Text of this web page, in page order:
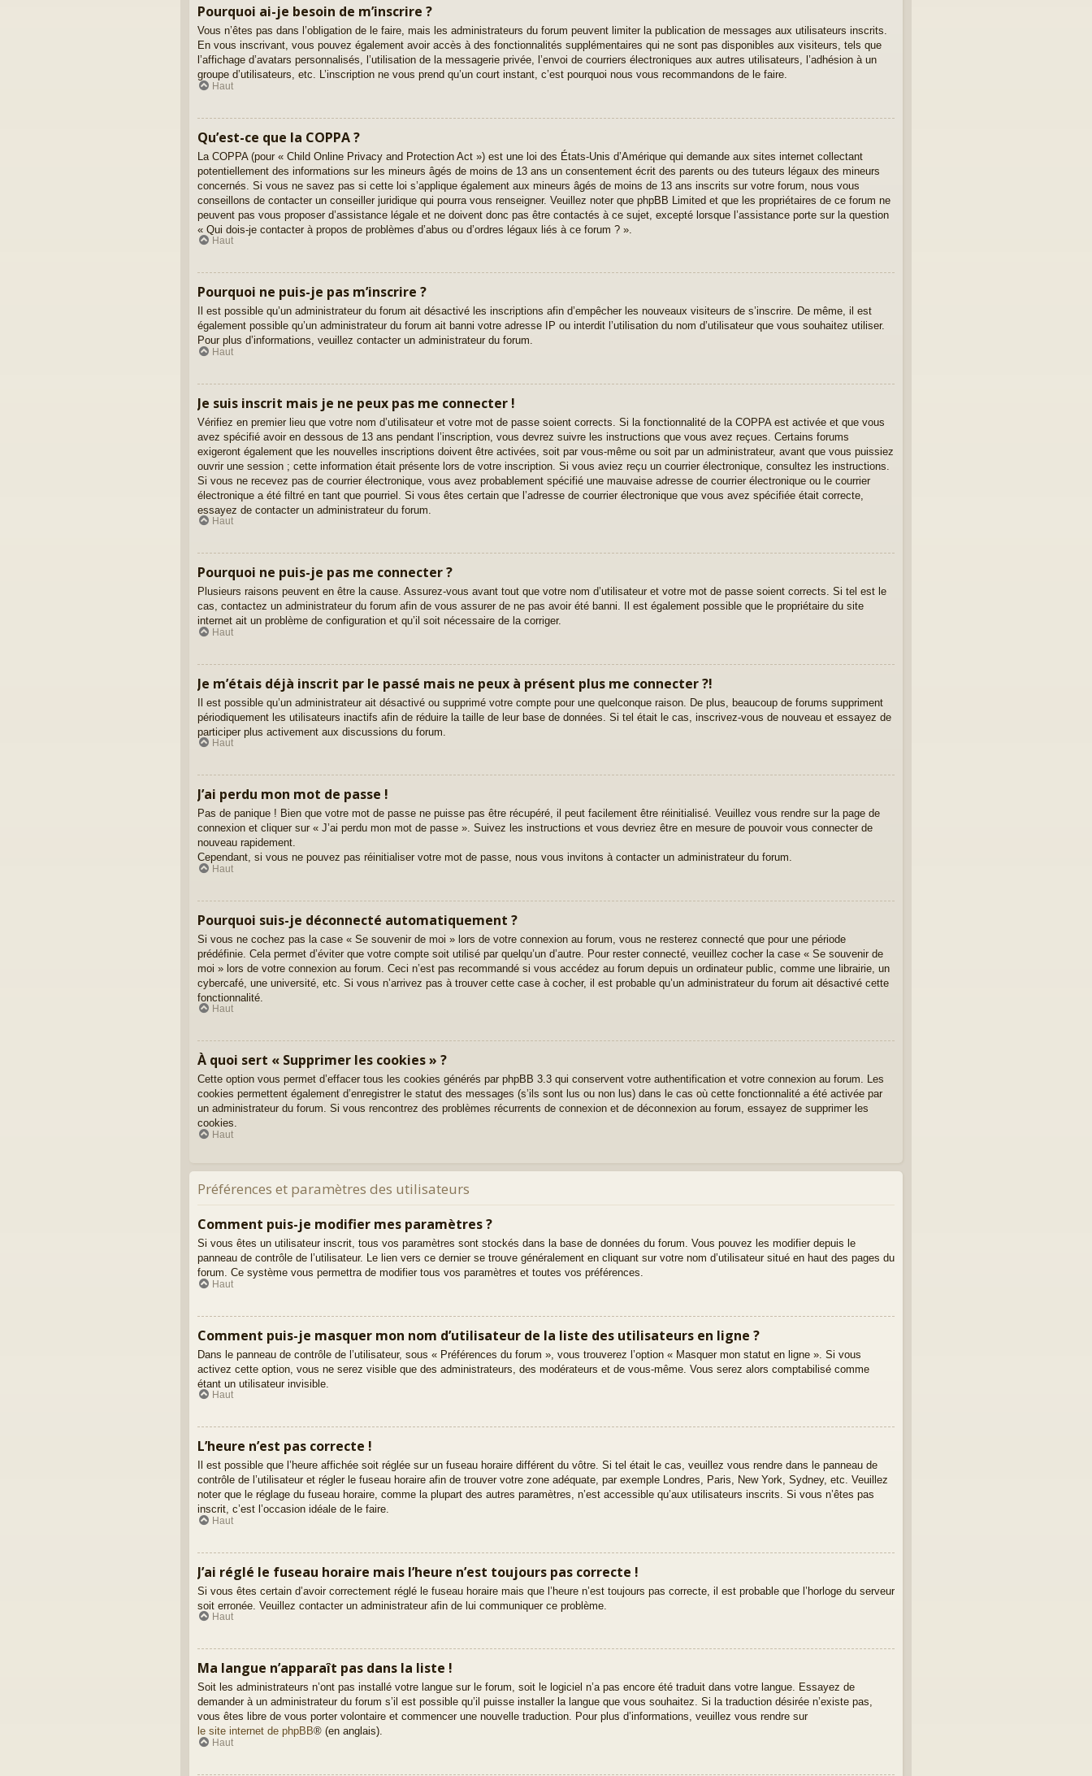
Pourquoi ai-je besoin de m’inscrire ?
Vous n’êtes pas dans l’obligation de le faire, mais les administrateurs du forum peuvent limiter la publication de messages aux utilisateurs inscrits.
En vous inscrivant, vous pouvez également avoir accès à des fonctionnalités supplémentaires qui ne sont pas disponibles aux visiteurs, tels que
l’affichage d’avatars personnalisés, l’utilisation de la messagerie privée, l’envoi de courriers électroniques aux autres utilisateurs, l’adhésion à un
groupe d’utilisateurs, etc. L’inscription ne vous prend qu’un court instant, c’est pourquoi nous vous recommandons de le faire.
Haut
Qu’est-ce que la COPPA ?
La COPPA (pour « Child Online Privacy and Protection Act ») est une loi des États-Unis d’Amérique qui demande aux sites internet collectant
potentiellement des informations sur les mineurs âgés de moins de 13 ans un consentement écrit des parents ou des tuteurs légaux des mineurs
concernés. Si vous ne savez pas si cette loi s’applique également aux mineurs âgés de moins de 13 ans inscrits sur votre forum, nous vous
conseillons de contacter un conseiller juridique qui pourra vous renseigner. Veuillez noter que phpBB Limited et que les propriétaires de ce forum ne
peuvent pas vous proposer d’assistance légale et ne doivent donc pas être contactés à ce sujet, excepté lorsque l’assistance porte sur la question
« Qui dois-je contacter à propos de problèmes d’abus ou d’ordres légaux liés à ce forum ? ».
Haut
Pourquoi ne puis-je pas m’inscrire ?
Il est possible qu’un administrateur du forum ait désactivé les inscriptions afin d’empêcher les nouveaux visiteurs de s’inscrire. De même, il est
également possible qu’un administrateur du forum ait banni votre adresse IP ou interdit l’utilisation du nom d’utilisateur que vous souhaitez utiliser.
Pour plus d’informations, veuillez contacter un administrateur du forum.
Haut
Je suis inscrit mais je ne peux pas me connecter !
Vérifiez en premier lieu que votre nom d’utilisateur et votre mot de passe soient corrects. Si la fonctionnalité de la COPPA est activée et que vous
avez spécifié avoir en dessous de 13 ans pendant l’inscription, vous devrez suivre les instructions que vous avez reçues. Certains forums
exigeront également que les nouvelles inscriptions doivent être activées, soit par vous-même ou soit par un administrateur, avant que vous puissiez
ouvrir une session ; cette information était présente lors de votre inscription. Si vous aviez reçu un courrier électronique, consultez les instructions.
Si vous ne recevez pas de courrier électronique, vous avez probablement spécifié une mauvaise adresse de courrier électronique ou le courrier
électronique a été filtré en tant que pourriel. Si vous êtes certain que l’adresse de courrier électronique que vous avez spécifiée était correcte,
essayez de contacter un administrateur du forum.
Haut
Pourquoi ne puis-je pas me connecter ?
Plusieurs raisons peuvent en être la cause. Assurez-vous avant tout que votre nom d’utilisateur et votre mot de passe soient corrects. Si tel est le
cas, contactez un administrateur du forum afin de vous assurer de ne pas avoir été banni. Il est également possible que le propriétaire du site
internet ait un problème de configuration et qu’il soit nécessaire de la corriger.
Haut
Je m’étais déjà inscrit par le passé mais ne peux à présent plus me connecter ?!
Il est possible qu’un administrateur ait désactivé ou supprimé votre compte pour une quelconque raison. De plus, beaucoup de forums suppriment
périodiquement les utilisateurs inactifs afin de réduire la taille de leur base de données. Si tel était le cas, inscrivez-vous de nouveau et essayez de
participer plus activement aux discussions du forum.
Haut
J’ai perdu mon mot de passe !
Pas de panique ! Bien que votre mot de passe ne puisse pas être récupéré, il peut facilement être réinitialisé. Veuillez vous rendre sur la page de
connexion et cliquer sur « J’ai perdu mon mot de passe ». Suivez les instructions et vous devriez être en mesure de pouvoir vous connecter de
nouveau rapidement.
Cependant, si vous ne pouvez pas réinitialiser votre mot de passe, nous vous invitons à contacter un administrateur du forum.
Haut
Pourquoi suis-je déconnecté automatiquement ?
Si vous ne cochez pas la case « Se souvenir de moi » lors de votre connexion au forum, vous ne resterez connecté que pour une période
prédéfinie. Cela permet d’éviter que votre compte soit utilisé par quelqu’un d’autre. Pour rester connecté, veuillez cocher la case « Se souvenir de
moi » lors de votre connexion au forum. Ceci n’est pas recommandé si vous accédez au forum depuis un ordinateur public, comme une librairie, un
cybercafé, une université, etc. Si vous n’arrivez pas à trouver cette case à cocher, il est probable qu’un administrateur du forum ait désactivé cette
fonctionnalité.
Haut
À quoi sert « Supprimer les cookies » ?
Cette option vous permet d’effacer tous les cookies générés par phpBB 3.3 qui conservent votre authentification et votre connexion au forum. Les
cookies permettent également d’enregistrer le statut des messages (s’ils sont lus ou non lus) dans le cas où cette fonctionnalité a été activée par
un administrateur du forum. Si vous rencontrez des problèmes récurrents de connexion et de déconnexion au forum, essayez de supprimer les
cookies.
Haut
Préférences et paramètres des utilisateurs
Comment puis-je modifier mes paramètres ?
Si vous êtes un utilisateur inscrit, tous vos paramètres sont stockés dans la base de données du forum. Vous pouvez les modifier depuis le
panneau de contrôle de l’utilisateur. Le lien vers ce dernier se trouve généralement en cliquant sur votre nom d’utilisateur situé en haut des pages du
forum. Ce système vous permettra de modifier tous vos paramètres et toutes vos préférences.
Haut
Comment puis-je masquer mon nom d’utilisateur de la liste des utilisateurs en ligne ?
Dans le panneau de contrôle de l’utilisateur, sous « Préférences du forum », vous trouverez l’option « Masquer mon statut en ligne ». Si vous
activez cette option, vous ne serez visible que des administrateurs, des modérateurs et de vous-même. Vous serez alors comptabilisé comme
étant un utilisateur invisible.
Haut
L’heure n’est pas correcte !
Il est possible que l’heure affichée soit réglée sur un fuseau horaire différent du vôtre. Si tel était le cas, veuillez vous rendre dans le panneau de
contrôle de l’utilisateur et régler le fuseau horaire afin de trouver votre zone adéquate, par exemple Londres, Paris, New York, Sydney, etc. Veuillez
noter que le réglage du fuseau horaire, comme la plupart des autres paramètres, n’est accessible qu’aux utilisateurs inscrits. Si vous n’êtes pas
inscrit, c’est l’occasion idéale de le faire.
Haut
J’ai réglé le fuseau horaire mais l’heure n’est toujours pas correcte !
Si vous êtes certain d’avoir correctement réglé le fuseau horaire mais que l’heure n’est toujours pas correcte, il est probable que l’horloge du serveur
soit erronée. Veuillez contacter un administrateur afin de lui communiquer ce problème.
Haut
Ma langue n’apparaît pas dans la liste !
Soit les administrateurs n’ont pas installé votre langue sur le forum, soit le logiciel n’a pas encore été traduit dans votre langue. Essayez de
demander à un administrateur du forum s’il est possible qu’il puisse installer la langue que vous souhaitez. Si la traduction désirée n’existe pas,
vous êtes libre de vous porter volontaire et commencer une nouvelle traduction. Pour plus d’informations, veuillez vous rendre sur
le site internet de phpBB® (en anglais).
Haut